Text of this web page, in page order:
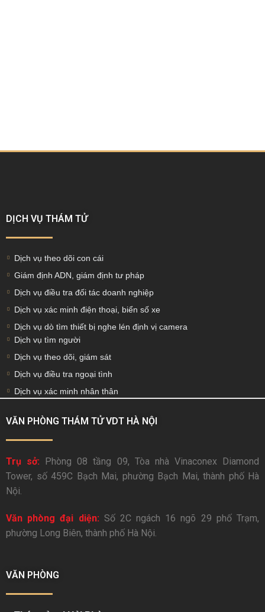
DỊCH VỤ THÁM TỬ
Dịch vụ theo dõi con cái
Giám định ADN, giám định tư pháp
Dịch vụ điều tra đối tác doanh nghiệp
Dịch vụ xác minh điện thoại, biển số xe
Dịch vụ dò tìm thiết bị nghe lén định vị camera
Dịch vụ tìm người
Dịch vụ theo dõi, giám sát
Dịch vụ điều tra ngoại tình
Dịch vụ xác minh nhân thân
VĂN PHÒNG THÁM TỬ VDT HÀ NỘI
Trụ sở: Phòng 08 tầng 09, Tòa nhà Vinaconex Diamond
Tower, số 459C Bạch Mai, phường Bạch Mai, thành phố Hà
Nội.
Văn phòng đại diện: Số 2C ngách 16 ngõ 29 phố Trạm,
phường Long Biên, thành phố Hà Nội.
VĂN PHÒNG